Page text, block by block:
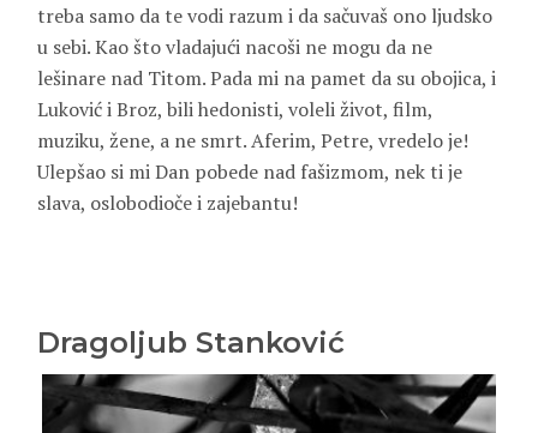
treba samo da te vodi razum i da sačuvaš ono ljudsko
u sebi. Kao što vladajući nacoši ne mogu da ne
lešinare nad Titom. Pada mi na pamet da su obojica, i
Luković i Broz, bili hedonisti, voleli život, film,
muziku, žene, a ne smrt. Aferim, Petre, vredelo je!
Ulepšao si mi Dan pobede nad fašizmom, nek ti je
slava, oslobodioče i zajebantu!
Dragoljub Stanković